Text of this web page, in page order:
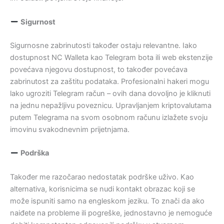
Sigurnost
Sigurnosne zabrinutosti također ostaju relevantne. Iako
dostupnost NC Walleta kao Telegram bota ili web ekstenzije
povećava njegovu dostupnost, to također povećava
zabrinutost za zaštitu podataka. Profesionalni hakeri mogu
lako ugroziti Telegram račun – ovih dana dovoljno je kliknuti
na jednu nepažljivu poveznicu. Upravljanjem kriptovalutama
putem Telegrama na svom osobnom računu izlažete svoju
imovinu svakodnevnim prijetnjama.
Podrška
Također me razočarao nedostatak podrške uživo. Kao
alternativa, korisnicima se nudi kontakt obrazac koji se
može ispuniti samo na engleskom jeziku. To znači da ako
naiđete na probleme ili pogreške, jednostavno je nemoguće